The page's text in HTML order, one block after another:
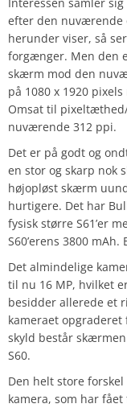
Interessen samler
efter den nuværende
herunder viser, så
forgænger. Men den
skærm mod den
på 1080 x 1920
Omsat til
nuværende 312 ppi.
Det er på godt og
en stor og skarp nok
højopløst skærm
hurtigere. Det har
fysisk større S61’er
S60’erens 3800
Det almindelige
til nu 16 MP, hvilket
besidder allerede et
kameraet opgraderet
skyld består skærmen
S60.
Den helt store
kamera, som har